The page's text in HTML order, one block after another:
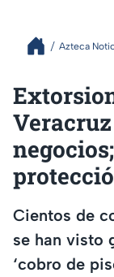
Azteca
Cientos de
se han visto
‘cobro de